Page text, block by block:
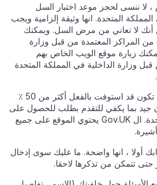
لا ننسى لحجز موعد اختبار السل
المتحدة. انها وثيقة إلزامية ويجب
أنك لا تعاني من مرض السل. ويمكنك
المراكز المعتمدة من قبل وزارة
زيارة موقع الويب الخاص بهم
وزارة الداخلية في المملكة المتحدة
3-بعد حصولك على رقم كاس ، تكون قد استوفت بالفعل أكثر من 50 ٪
جيد بما يكفي للتقدم بطلب للحصول على
تأشيرة طالب في المملكة المتحدة. ال Gov.UK يحتوي الموقع على جميع
أولا ، انها واضحة. ما عليك سوى إدخال
حتى تتمكن من تذكرها لاحقا.